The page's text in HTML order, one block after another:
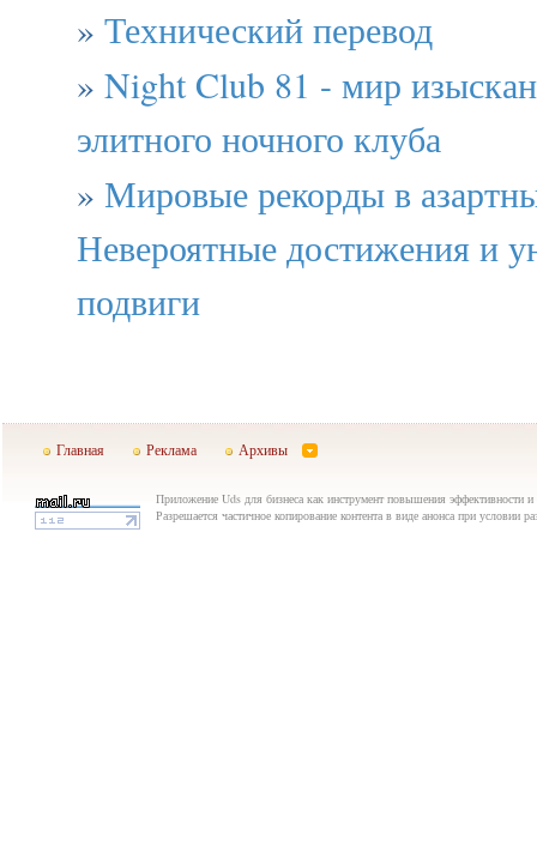
» Технический перевод
» Night Club 81 - мир
элитного ночного клуба
» Мировые рекорды в
Невероятные достижения и
подвиги
Главная Реклама Архивы
Приложение Uds для бизнеса как инструмент повышения эффективности
Разрешается частичное копирование контента в виде анонса при условии